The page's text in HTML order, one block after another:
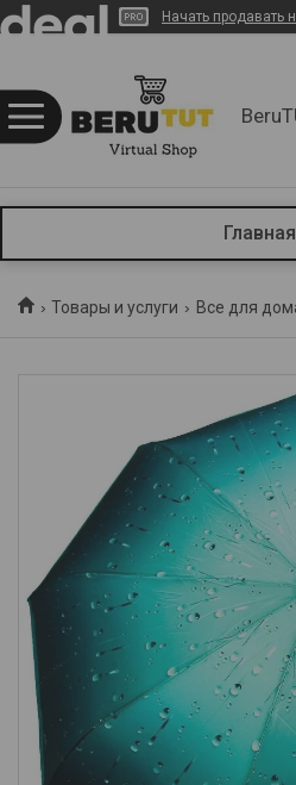
Начать продавать
Главная
Товары и услуги Все для